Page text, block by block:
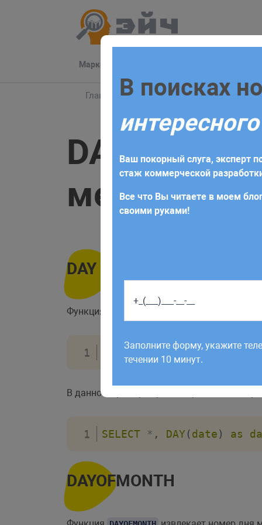
Маркетинг
Главная Блог MySQL DAY и
DAY и
месяца из
DAY
Функция
ELECT DAY(дата) FROM `
В данном примере при выборке из таблицы
SELECT * , DAY(date) as
DAYOFMONTH
Заполните
Для начала сотрудничества
получите коммерческое
требований и поставленных
Работаем по будням с 9:00 до
рабочий день до 12:00.
В поисках
Ваш покорный слуга, эксперт
стаж коммерческой
Все что Вы читаете в моем
своими руками!
Заполните форму, укажите
течении 10 минут.